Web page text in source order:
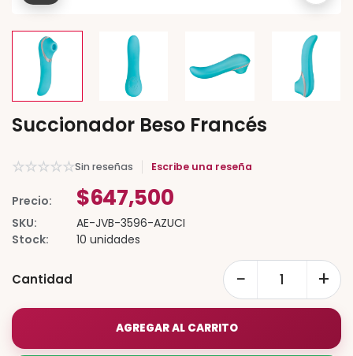
Succionador Beso Francés
☆☆☆☆☆Sin reseñas Escribe una reseña
Precio: $647,500
SKU:
AE-JVB-3596-AZUCI
Stock:
10 unidades
Cantidad − +
AGREGAR AL CARRITO